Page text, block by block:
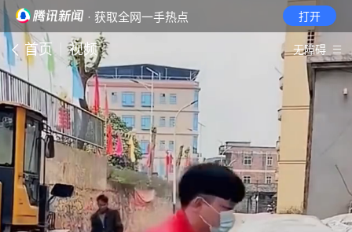
· 获取全网一手热点 打开
首页 视频 无障碍